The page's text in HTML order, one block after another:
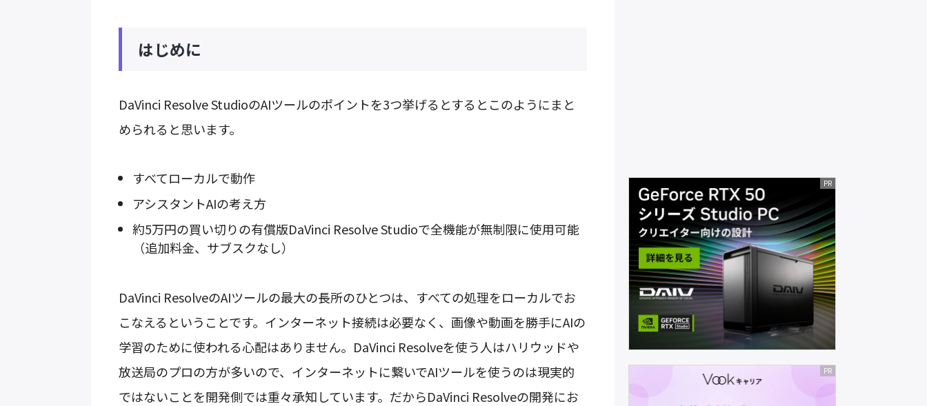
はじめに
DaVinci Resolve StudioのAIツールのポイントを3つ挙げるとするとこのようにまと
められると思います。
すべてローカルで動作
アシスタントAIの考え方
約5万円の買い切りの有償版DaVinci Resolve Studioで全機能が無制限に使用可能
（追加料金、サブスクなし）
DaVinci ResolveのAIツールの最大の長所のひとつは、すべての処理をローカルでお
こなえるということです。インターネット接続は必要なく、画像や動画を勝手にAIの
学習のために使われる心配はありません。DaVinci Resolveを使う人はハリウッドや
放送局のプロの方が多いので、インターネットに繋いでAIツールを使うのは現実的
ではないことを開発側では重々承知しています。だからDaVinci Resolveの開発にお